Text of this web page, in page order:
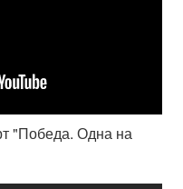
"Победа. Одна на